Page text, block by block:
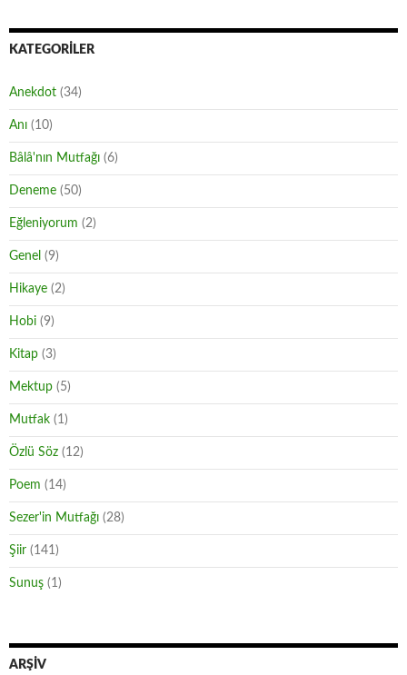
KATEGORILER
Anekdot (34)
Anı (10)
Bâlâ'nın Mutfağı (6)
Deneme (50)
Eğleniyorum (2)
Genel (9)
Hikaye (2)
Hobi (9)
Kitap (3)
Mektup (5)
Mutfak (1)
Özlü Söz (12)
Poem (14)
Sezer'in Mutfağı (28)
Şiir (141)
Sunuş (1)
ARŞIV